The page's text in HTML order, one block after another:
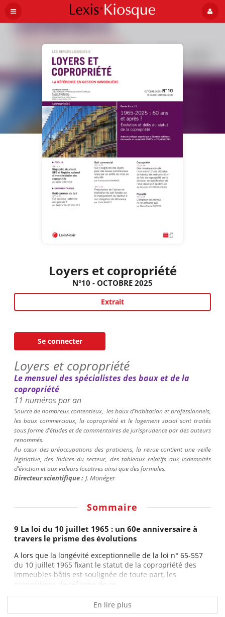
Loyers et copropriété
N°10 - OCTOBRE 2025
Extrait
Se connecter
Loyers et copropriété
Le mensuel des spécialistes des baux et de la
copropriété
11 numéros par an
Source de nombreux contentieux, les baux d’habitation et professionnels,
les baux commerciaux, la copropriété et le logement social sont traités
sous forme d’études et de commentaires de jurisprudence par des auteurs
renommés.
Au cœur des préoccupations des praticiens, la revue contient une veille
législative, des indices du secteur, des tableaux relatifs aux indemnités
d’éviction et aux valeurs locatives ainsi que des formules.
Directeur scientifique : J. Monéger
Sommaire
9 La loi du 10 juillet 1965 : un 60e anniversaire à
travers le prisme des évolutions
A lors que la longévité exceptionnelle de la loi n° 65-557
du 10 juillet 1965 fixant le statut de la copropriété des
immeubles bâtis est soulignée de toute part, les
propositions de réforme de ce...
En lire plus